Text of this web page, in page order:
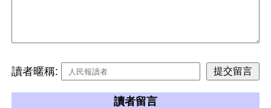
讀者暱稱:
讀者留言